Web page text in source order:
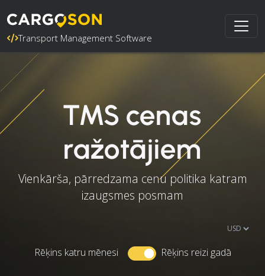
Transport Management Software
TMS cenas
ražotājiem
Vienkārša, pārredzama cenu politika katram
izaugsmes posmam
Rēķins katru mēnesi Rēķins reizi gadā